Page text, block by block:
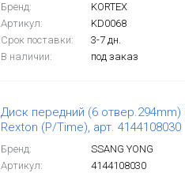
Бренд:
KORTEX
Артикул:
KD0068
Срок поставки:
3-7 дн.
В наличии:
под заказ
Диск передний (6
Rexton (P/Time), арт. 4144108030
Бренд:
SSANG YONG
Артикул:
4144108030